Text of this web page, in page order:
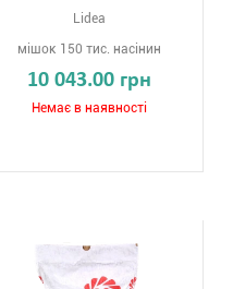
Lidea
мішок 150 тис. насінин
10 043.00 грн
Немає в наявності